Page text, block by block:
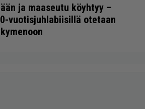
ja maaseutu köyhtyy –
vuotisjuhlabiisillä otetaan